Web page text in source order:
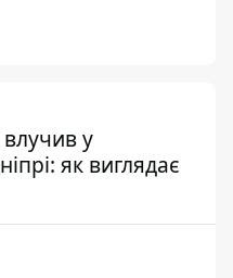
у
як виглядає